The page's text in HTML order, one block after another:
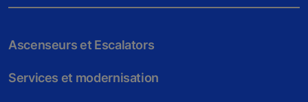
Ascenseurs et Escalators
Services et modernisation